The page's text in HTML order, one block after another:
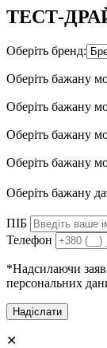
ТЕСТ-
Оберіть бренд:
Оберіть бажану
Оберіть бажану
Оберіть бажану
Оберіть бажану
Оберіть бажану
ПІБ
Телефон
*Надсилаючи
персональних
✕